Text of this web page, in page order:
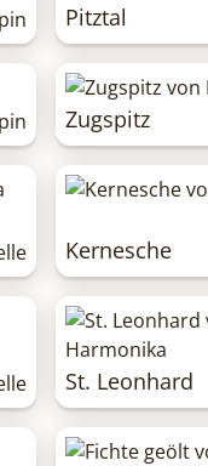
Pitztal
Zugspitz
Kernesche
St. Leonhard